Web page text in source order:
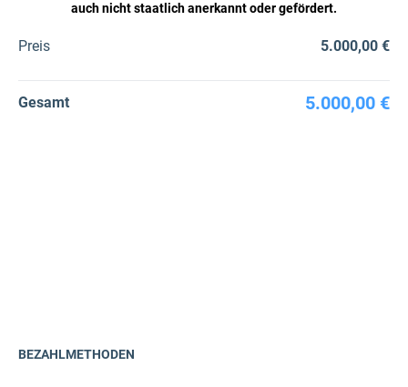
auch nicht staatlich anerkannt oder gefördert.
Preis 5.000,00 €
Gesamt 5.000,00 €
BEZAHLMETHODEN